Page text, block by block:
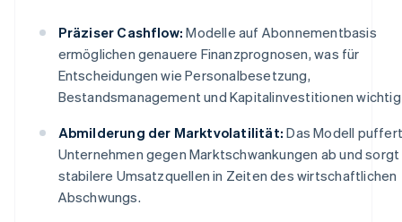
Präziser Cashflow: Modelle auf Abonnementbasis
ermöglichen genauere Finanzprognosen, was für
Entscheidungen wie Personalbesetzung,
Bestandsmanagement und Kapitalinvestitionen
Abmilderung der Marktvolatilität: Das Modell puffert
Unternehmen gegen Marktschwankungen ab und
stabilere Umsatzquellen in Zeiten des wirtschaftlichen
Abschwungs.